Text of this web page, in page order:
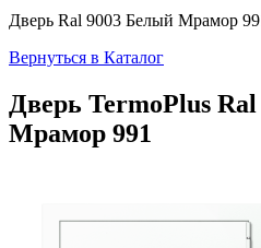
Дверь Ral 9003 Белый Мрамор
Вернуться в Каталог
Дверь TermoPlus
Мрамор 991